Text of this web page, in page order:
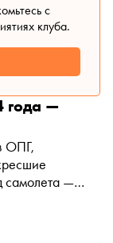
с
клуба.
года —
ОПГ,
самолета —